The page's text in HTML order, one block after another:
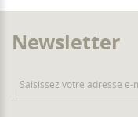
Newsletter